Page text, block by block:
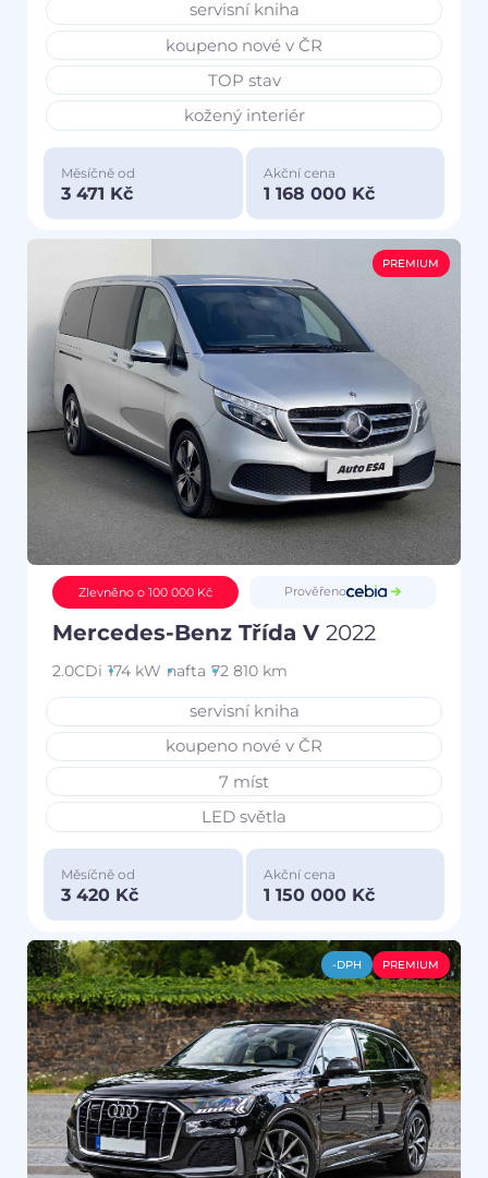
servisní kniha
koupeno nové v ČR
TOP stav
kožený interiér
Měsíčně od
3 471 Kč
Akční cena
1 168 000 Kč
PREMIUM
Zlevněno o 100 000 Kč Prověřeno
Mercedes-Benz Třída V 2022
2.0CDi 174 kW nafta 72 810 km
servisní kniha
koupeno nové v ČR
7 míst
LED světla
Měsíčně od
3 420 Kč
Akční cena
1 150 000 Kč
-DPH PREMIUM